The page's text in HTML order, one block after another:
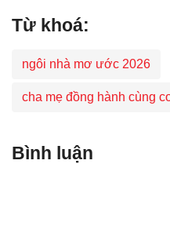
Từ khoá:
ngôi nhà mơ ước 2026
cha mẹ đồng hành cùng
Bình luận